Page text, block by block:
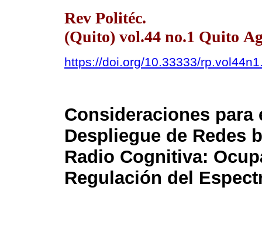
Rev Politéc.
(Quito) vol.44 no.1 Quito
https://doi.org/10.33333/
Consideraciones para
Despliegue de Redes
Radio Cognitiva:
Regulación del